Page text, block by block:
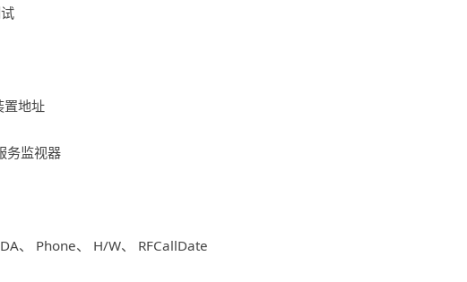
地址
监视器
、 Phone、 H/W、 RFCallDate